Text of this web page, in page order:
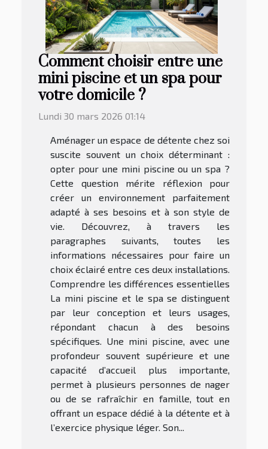
Comment choisir entre une
mini piscine et un spa pour
votre domicile ?
Lundi 30 mars 2026 01:14
Aménager un espace de détente chez soi
suscite souvent un choix déterminant :
opter pour une mini piscine ou un spa ?
Cette question mérite réflexion pour
créer un environnement parfaitement
adapté à ses besoins et à son style de
vie. Découvrez, à travers les
paragraphes suivants, toutes les
informations nécessaires pour faire un
choix éclairé entre ces deux installations.
Comprendre les différences essentielles
La mini piscine et le spa se distinguent
par leur conception et leurs usages,
répondant chacun à des besoins
spécifiques. Une mini piscine, avec une
profondeur souvent supérieure et une
capacité d’accueil plus importante,
permet à plusieurs personnes de nager
ou de se rafraîchir en famille, tout en
offrant un espace dédié à la détente et à
l’exercice physique léger. Son...